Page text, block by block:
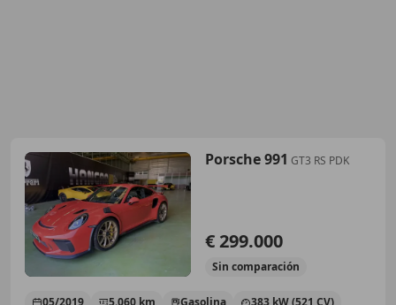
Porsche 991 GT3 RS PDK
€ 299.000
Sin comparación
05/2019 5.060 km Gasolina 383 kW (521 CV)